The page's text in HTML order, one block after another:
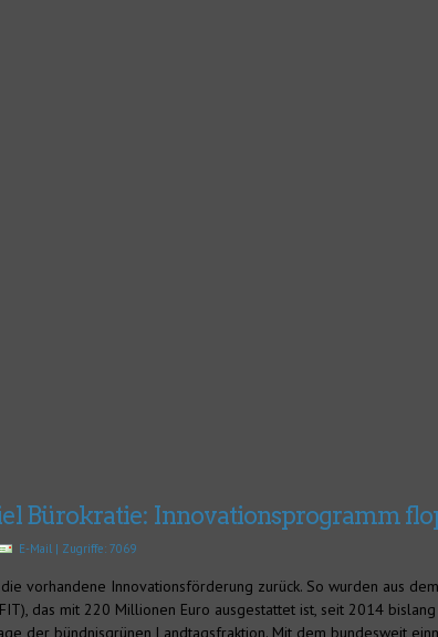
Bürokratie: Innovationsprogramm
E-Mail | Zugriffe: 7069
vorhandene Innovationsförderung zurück. So wurden aus
das mit 220 Millionen Euro ausgestattet ist, seit 2014
der bündnisgrünen Landtagsfraktion. Mit dem bundesweit